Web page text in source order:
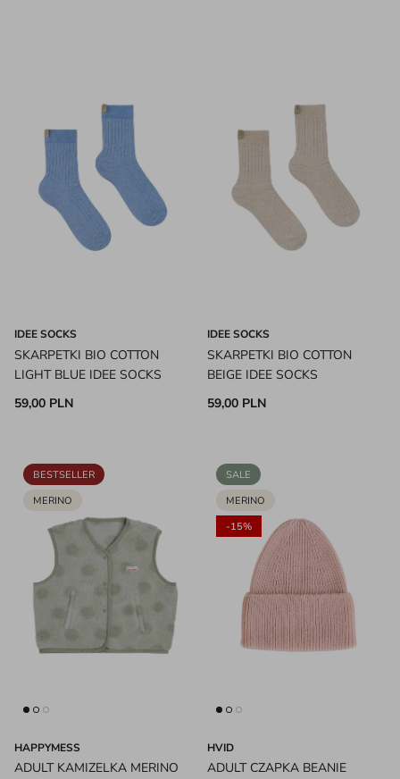
IDEE SOCKS
SKARPETKI BIO COTTON
LIGHT BLUE IDEE SOCKS
59,00 PLN
IDEE SOCKS
SKARPETKI BIO COTTON
BEIGE IDEE SOCKS
59,00 PLN
BESTSELLER
MERINO
HAPPYMESS
ADULT KAMIZELKA MERINO
SALE
MERINO
-15%
HVID
ADULT CZAPKA BEANIE